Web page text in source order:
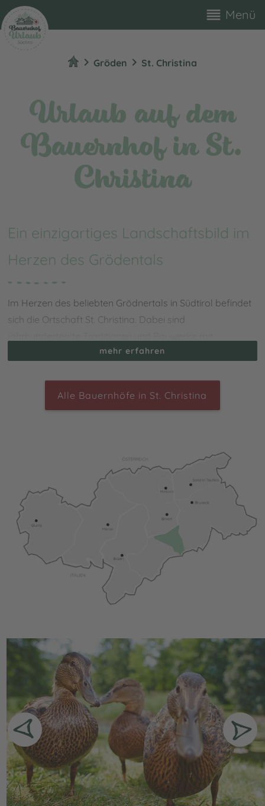
reorder Menü
chevron_right Gröden chevron_right St. Christina
Urlaub auf dem
Bauernhof in St.
Christina
Ein einzigartiges Landschaftsbild im
Herzen des Grödentals
Im Herzen des beliebten Grödnertals in Südtirol befindet
sich die Ortschaft St. Christina. Dabei sind
modernen Aufstiegsanlagen und Unterkünften vereint.
unglaublichen Charme, sondern auch ein einzigartiges
Unternehmungen starten und die Nähe zur Natur
genießen. Im Winter erwarten Dich z.B. die berühmte
Saslong-Piste, das Skikarussell Dolomiti Superski sowie
viele weitere Pisten in Gröden und auf der Seiser Alm. Im
Sommer hingegen bietet St. Christina ein nahezu
unendliches Angebot an Bergtouren, z.B. zum nahen
Langkofel.
mehr erfahren
Alle Bauernhöfe in St. Christina